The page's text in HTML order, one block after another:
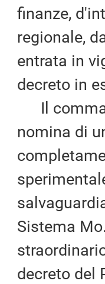
finanze,
regionale,
entrata in
decreto in
Il
nomina di
Sistema
decreto del